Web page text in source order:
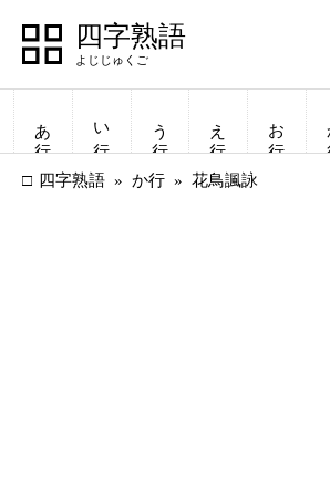
四字熟語
あ行 い行 う行 え行 お行
四字熟語 か行 花鳥諷詠